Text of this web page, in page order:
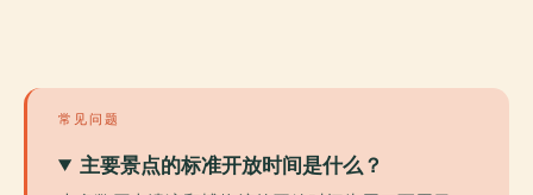
常见问题
主要景点的标准开放时间是什么？